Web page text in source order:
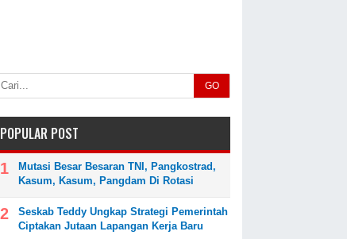
GO
POPULAR POST
Mutasi Besar Besaran TNI, Pangkostrad,
Kasum, Kasum, Pangdam Di Rotasi
Seskab Teddy Ungkap Strategi Pemerintah
Ciptakan Jutaan Lapangan Kerja Baru